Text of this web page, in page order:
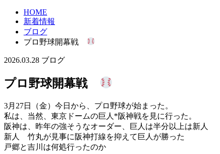
HOME
新着情報
ブログ
プロ野球開幕戦
2026.03.28 ブログ
プロ野球開幕戦
3月27日（金）今日から、プロ野球が始まった。
私は、当然、東京ドームの巨人*阪神戦を見に行った。
阪神は、昨年の強そうなオーダー、巨人は半分以上は新人
新人 竹丸が見事に阪神打線を抑えて巨人が勝った
戸郷と吉川は何処行ったのか